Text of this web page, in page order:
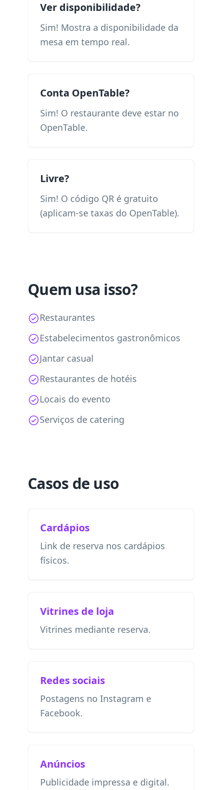
Ver disponibilidade?
Sim! Mostra a disponibilidade da
mesa em tempo real.
Conta OpenTable?
Sim! O restaurante deve estar no
OpenTable.
Livre?
Sim! O código QR é gratuito
(aplicam-se taxas do OpenTable).
Quem usa isso?
Restaurantes
Estabelecimentos gastronômicos
Jantar casual
Restaurantes de hotéis
Locais do evento
Serviços de catering
Casos de uso
Cardápios
Link de reserva nos cardápios
físicos.
Vitrines de loja
Vitrines mediante reserva.
Redes sociais
Postagens no Instagram e
Facebook.
Anúncios
Publicidade impressa e digital.